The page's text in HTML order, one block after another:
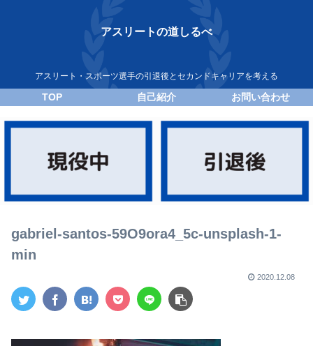
アスリートの道しるべ
アスリート・スポーツ選手の引退後とセカンドキャリアを考える
TOP 自己紹介 お問い合わせ
gabriel-santos-59O9ora4_5c-unsplash-1-
min
2020.12.08